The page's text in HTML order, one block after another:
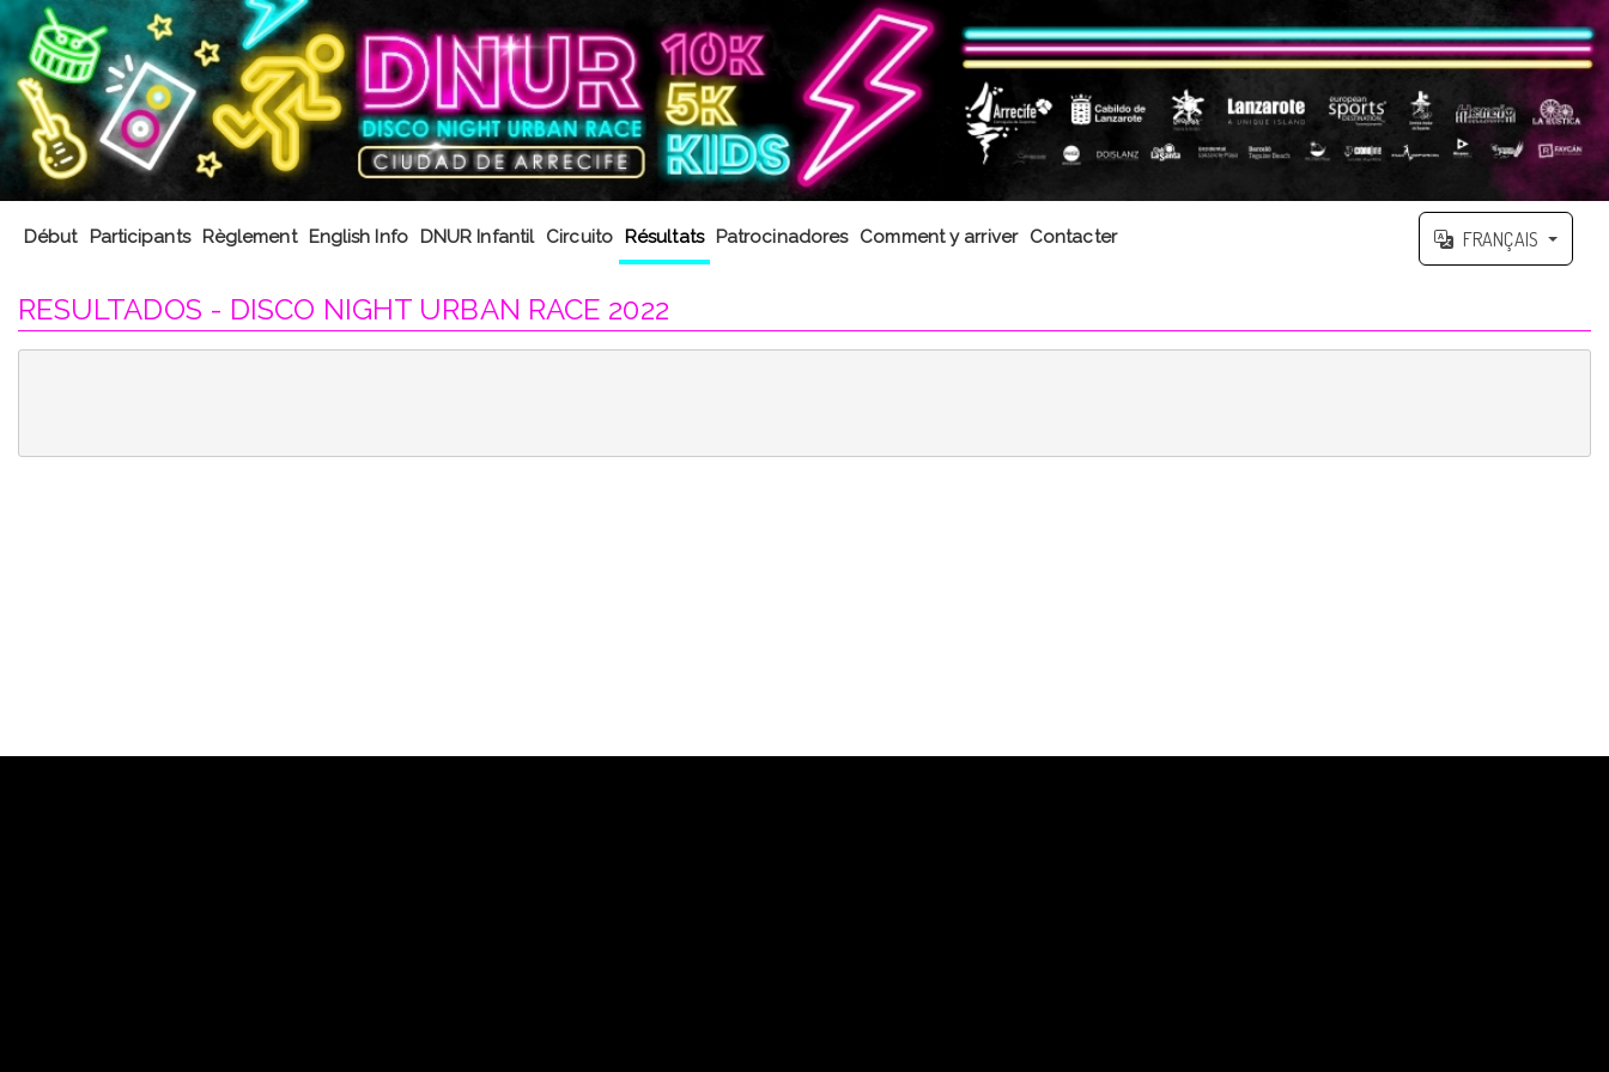
Début Participants Règlement English Info DNUR Infantil Circuito Résultats Patrocinadores Comment y arriver Contacter FRANÇAIS
RESULTADOS - DISCO NIGHT URBAN RACE 2022